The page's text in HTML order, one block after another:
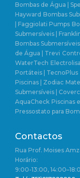
Bombas de Água |
Hayward Bombas
| Faggiolati Pumps
Submersíveis |
Bombas
de Água | Trevi
WaterTech
Portáteis | TecnoPlus
Piscinas | Zodiac
Submersíveis |
AquaCheck Piscinas
Pressostato para
Contactos
Rua Prof. Moises
Horário:
9:00-13:00,